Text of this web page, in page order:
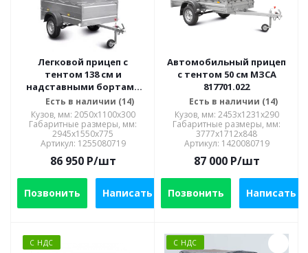
Легковой прицеп с
тентом 138 см и
надставными бортами
МЗСА 817700.002
Есть в наличии (14)
Кузов, мм: 2050x1100x300
Габаритные размеры, мм:
2945х1550х775
Артикул: 1255080719
86 950P/шт
Позвонить Написать
Автомобильный прицеп
с тентом 50 см МЗСА
817701.022
Есть в наличии (14)
Кузов, мм: 2453x1231x290
Габаритные размеры, мм:
3777x1712x848
Артикул: 1420080719
87 000P/шт
Позвонить Написать
С НДС С НДС